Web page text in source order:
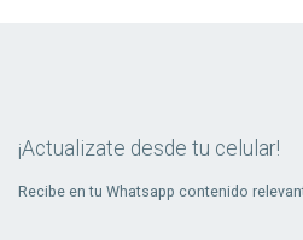
¡Actualizate desde tu celular!
Recibe en tu Whatsapp contenido